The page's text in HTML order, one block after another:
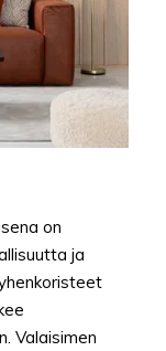
on
ja
Valaisimen